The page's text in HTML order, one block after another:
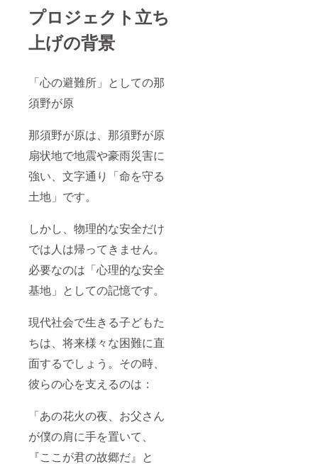
プロジェクト立ち
上げの背景
「心の避難所」としての那
須野が原
那須野が原は、那須野が原
扇状地で地震や豪雨災害に
強い、文字通り「命を守る
土地」です。
しかし、物理的な安全だけ
では人は帰ってきません。
必要なのは「心理的な安全
基地」としての記憶です。
現代社会で生きる子どもた
ちは、将来様々な困難に直
面するでしょう。その時、
彼らの心を支えるのは：
「あの花火の夜、お父さん
が僕の肩に手を置いて、
『ここが君の故郷だ』と